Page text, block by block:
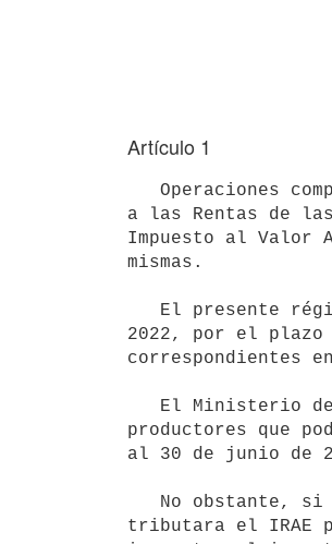
Artículo 1
a las Rentas de
Impuesto al Valor
mismas.
2022, por el plazo
correspondientes
productores que
al 30 de junio de
tributara el IRAE